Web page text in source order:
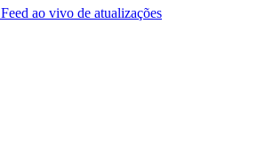
Feed ao vivo de atualizações